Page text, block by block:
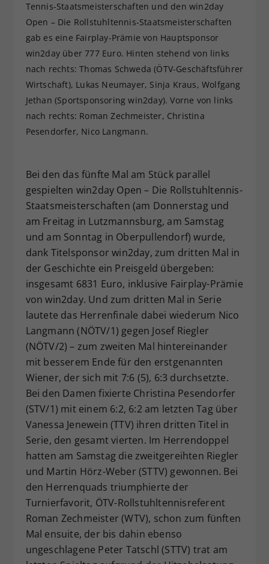
Tennis-Staatsmeisterschaften und den win2day
Open – Die Rollstuhltennis-Staatsmeisterschaften
gab es eine Fairplay-Prämie von Hauptsponsor
win2day über 777 Euro. Hinten stehend von links
nach rechts: Thomas Schweda (ÖTV-Geschäftsführer
Wirtschaft), Lukas Neumayer, Sinja Kraus, Wolfgang
Jethan (Sportsponsoring win2day). Vorne von links
nach rechts: Roman Zechmeister, Christina
Pesendorfer, Nico Langmann.
Bei den das fünfte Mal am Stück parallel
gespielten win2day Open – Die Rollstuhltennis-
Staatsmeisterschaften (am Donnerstag und
am Freitag in Lutzmannsburg, am Samstag
und am Sonntag in Oberpullendorf) wurde,
dank Titelsponsor win2day, zum dritten Mal in
der Geschichte ein Preisgeld übergeben:
insgesamt 6831 Euro, inklusive Fairplay-Prämie
von win2day. Und zum dritten Mal in Serie
lautete das Herrenfinale dabei wiederum Nico
Langmann (NÖTV/1) gegen Josef Riegler
(NÖTV/2) – zum zweiten Mal hintereinander
mit besserem Ende für den erstgenannten
Wiener, der sich mit 7:6 (5), 6:3 durchsetzte.
Bei den Damen fixierte Christina Pesendorfer
(STV/1) mit einem 6:2, 6:2 am letzten Tag über
Vanessa Jenewein (TTV) ihren dritten Titel in
Serie, den gesamt vierten. Im Herrendoppel
hatten am Samstag die zweitgereihten Riegler
und Martin Hörz-Weber (STTV) gewonnen. Bei
den Herrenquads triumphierte der
Turnierfavorit, ÖTV-Rollstuhltennisreferent
Roman Zechmeister (WTV), schon zum fünften
Mal ensuite, der bis dahin ebenso
ungeschlagene Peter Tatschl (STTV) trat am